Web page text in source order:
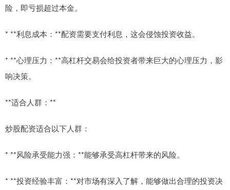
险，即亏损超过本金。
* **利息成本：**配资需要支付利息，这会侵蚀投资收益。
* **心理压力：**高杠杆交易会给投资者带来巨大的心理压力，影
响决策。
**适合人群：**
炒股配资适合以下人群：
* **风险承受能力强：**能够承受高杠杆带来的风险。
* **投资经验丰富：**对市场有深入了解，能够做出合理的投资决